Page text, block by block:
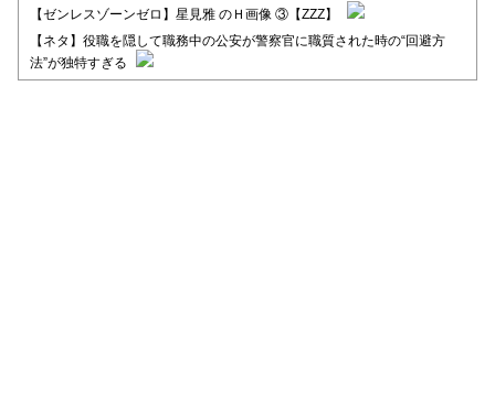
【ゼンレスゾーンゼロ】星見雅 のＨ画像 ③【ZZZ】
【ネタ】役職を隠して職務中の公安が警察官に職質された時の“回避方
法”が独特すぎる